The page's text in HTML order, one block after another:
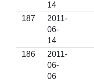
14
187
2011-
06-
14
186
2011-
06-
06